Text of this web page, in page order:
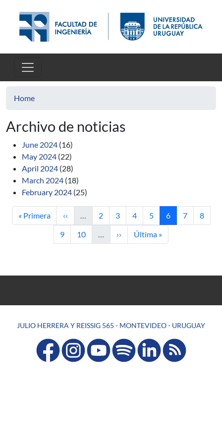
Home
Archivo de noticias
June 2024 (16)
May 2024 (22)
April 2024 (28)
March 2024 (18)
February 2024 (25)
First page
« Primera Previous page
‹‹ … Page
2 Page
3 Page
4 Page
5 Current page
6 Page
7 Page
8
Page
9 Page
10 … Next page
›› Last page
Última »
JULIO HERRERA Y REISSIG 565 - MONTEVIDEO - URUGUAY